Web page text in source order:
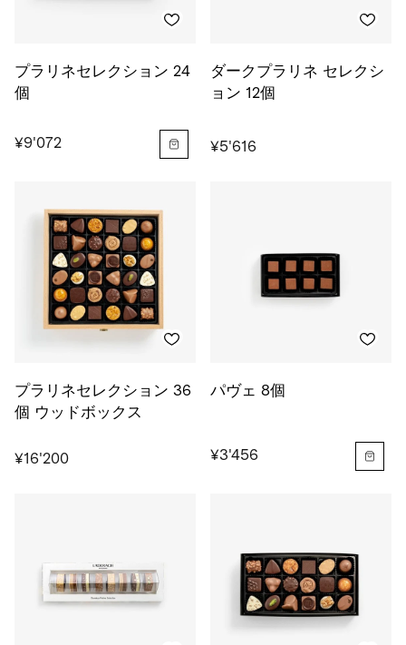
プラリネセレクション 24
個
¥9'072
ダークプラリネ セレクシ
ョン 12個
¥5'616
プラリネセレクション 36
個 ウッドボックス
¥16'200
パヴェ 8個
¥3'456